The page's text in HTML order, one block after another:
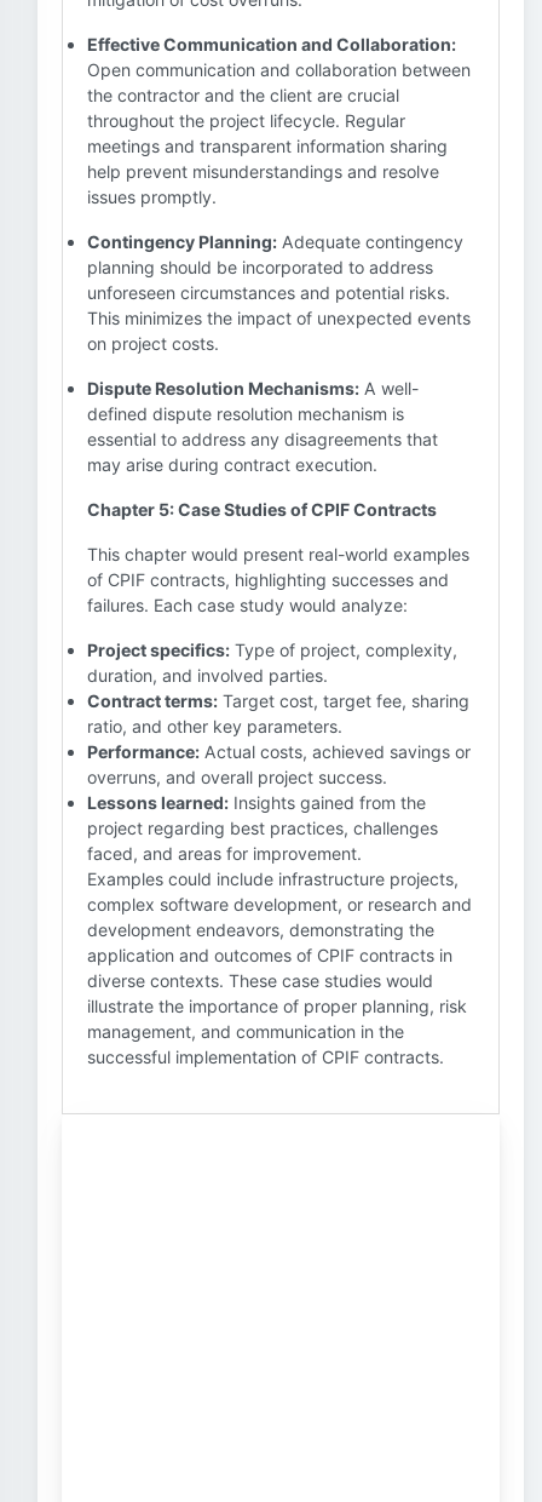
Effective Communication and Collaboration:
Open communication and collaboration between
the contractor and the client are crucial
throughout the project lifecycle. Regular
meetings and transparent information sharing
help prevent misunderstandings and resolve
issues promptly.
Contingency Planning: Adequate contingency
planning should be incorporated to address
unforeseen circumstances and potential risks.
This minimizes the impact of unexpected events
on project costs.
Dispute Resolution Mechanisms: A well-
defined dispute resolution mechanism is
essential to address any disagreements that
may arise during contract execution.
Chapter 5: Case Studies of CPIF Contracts
This chapter would present real-world examples
of CPIF contracts, highlighting successes and
failures. Each case study would analyze:
Project specifics: Type of project, complexity,
duration, and involved parties.
Contract terms: Target cost, target fee, sharing
ratio, and other key parameters.
Performance: Actual costs, achieved savings or
overruns, and overall project success.
Lessons learned: Insights gained from the
project regarding best practices, challenges
faced, and areas for improvement.
Examples could include infrastructure projects,
complex software development, or research and
development endeavors, demonstrating the
application and outcomes of CPIF contracts in
diverse contexts. These case studies would
illustrate the importance of proper planning, risk
management, and communication in the
successful implementation of CPIF contracts.